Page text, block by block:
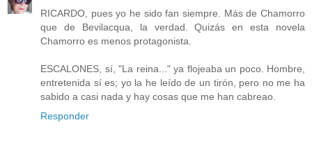
RICARDO, pues yo he sido fan siempre. Más de Chamorro
que de Bevilacqua, la verdad. Quizás en esta novela
Chamorro es menos protagonista.
ESCALONES, sí, "La reina..." ya flojeaba un poco. Hombre,
entretenida sí es; yo la he leído de un tirón, pero no me ha
sabido a casi nada y hay cosas que me han cabreao.
Responder